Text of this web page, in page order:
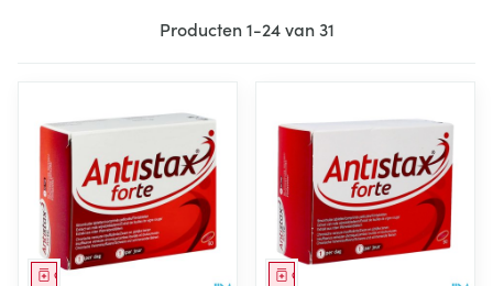
Producten1-24van31
Geneesmiddel Geneesmiddel